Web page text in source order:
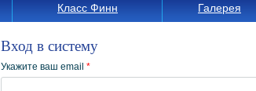
Класс Финн Галерея
Вход в систему
Укажите ваш email *